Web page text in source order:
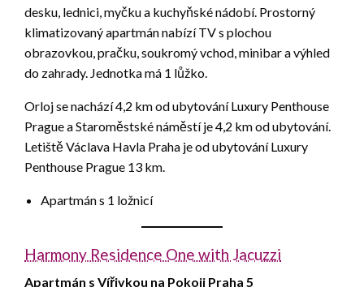
desku, lednici, myčku a kuchyňské nádobí. Prostorný
klimatizovaný apartmán nabízí TV s plochou
obrazovkou, pračku, soukromý vchod, minibar a výhled
do zahrady. Jednotka má 1 lůžko.
Orloj se nachází 4,2 km od ubytování Luxury Penthouse
Prague a Staroměstské náměstí je 4,2 km od ubytování.
Letiště Václava Havla Praha je od ubytování Luxury
Penthouse Prague 13 km.
Apartmán s 1 ložnicí
Harmony Residence One with Jacuzzi
Apartmán s Vířivkou na Pokoji Praha 5